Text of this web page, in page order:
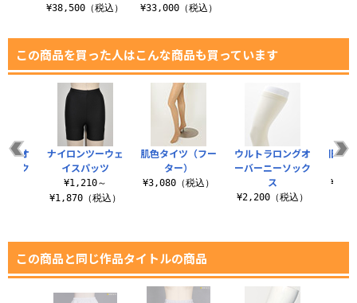
¥33,000（税込）
¥38,500（税込）
この商品を買った人はこんな商品も買っています
肌色タイツ（フー
ター）
¥3,080（税込）
ウルトラロングオ
ーバーニーソック
ス
¥2,200（税込）
旧タ
グオ
ック
ナイロンツーウェ
イスパッツ
¥1,210～
¥1,870（税込）
この商品と同じ作品タイトルの商品